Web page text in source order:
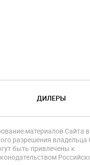
ДИЛЕРЫ
материалов Сайта в
разрешения владельца
быть привлечены к